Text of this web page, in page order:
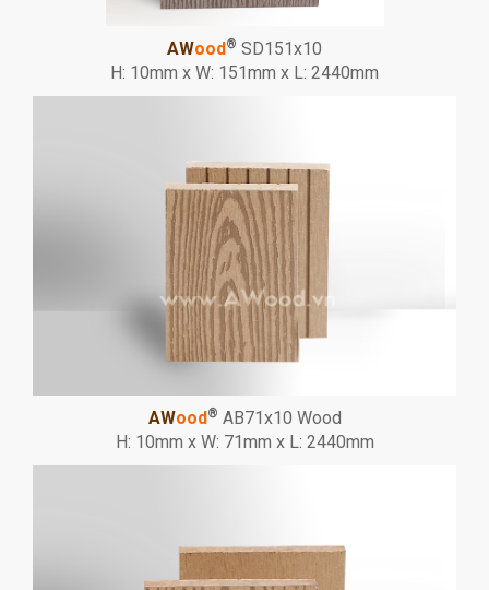
AWood® SD151x10
H: 10mm x W: 151mm x L: 2440mm
AWood® AB71x10 Wood
H: 10mm x W: 71mm x L: 2440mm